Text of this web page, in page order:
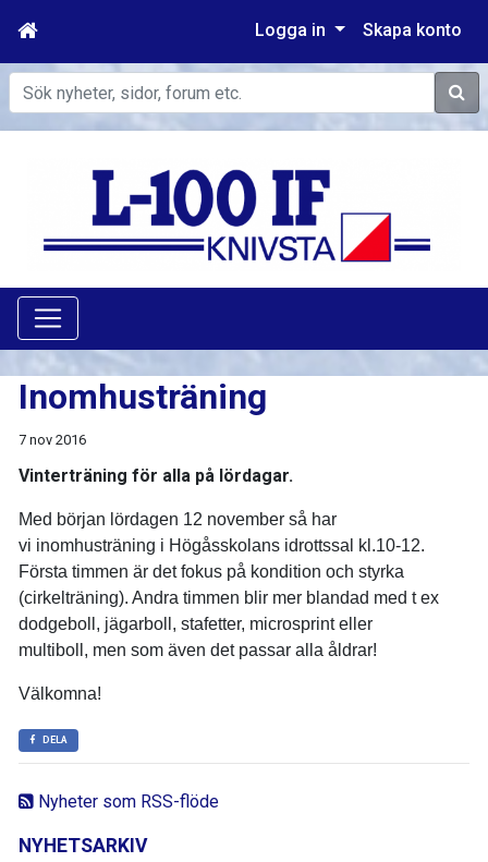
Logga in Skapa konto
Sök
Nyheter som RSS-flöde
NYHETSARKIV
Inomhusträning
7 nov 2016
Vinterträning för alla på lördagar.
Med början lördagen 12 november så har
vi inomhusträning i Högåsskolans idrottssal kl.10-12.
Första timmen är det fokus på kondition och styrka
(cirkelträning). Andra timmen blir mer blandad med t ex
dodgeboll, jägarboll, stafetter, microsprint eller
multiboll, men som även det passar alla åldrar!
Välkomna!
DELA